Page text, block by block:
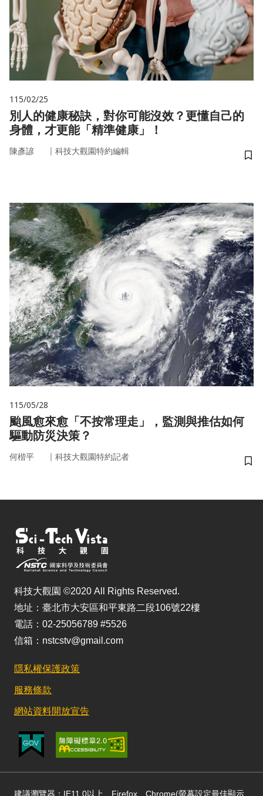
115/02/25
別人的健康秘訣，對你可能沒效？更懂自己的
身體，才更能「精準健康」！
陳彥諺 ｜ 科技大觀園特約編輯
儲
115/05/28
颱風愈來愈「不按常理走」，監測與推估如何
驅動防災決策？
何楷平 ｜ 科技大觀園特約記者
儲
科技大觀園 ©2020 All Rights Reserved.
地址：臺北市大安區和平東路二段106號22樓
電話：02-25056789 #5526
信箱：nstcstv@gmail.com
隱私權保護政策
服務條款
網站資料開放宣告
建議瀏覽器：IE11.0以上、Firefox、Chrome(螢幕設定最佳顯示